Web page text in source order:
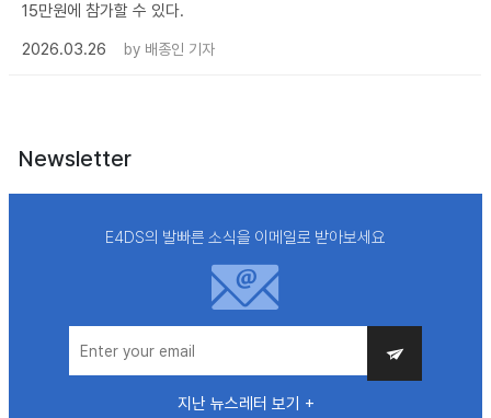
15만원에 참가할 수 있다.
2026.03.26
by 배종인 기자
Newsletter
E4DS의 발빠른 소식을 이메일로 받아보세요
지난 뉴스레터 보기 +